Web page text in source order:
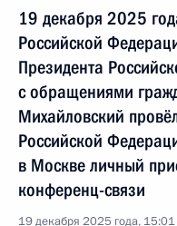
19 декабря 2025
Российской
Президента
с обращениями
Михайловский
Российской
в Москве личный
конференц-связи
19 декабря 2025 года, 15:01